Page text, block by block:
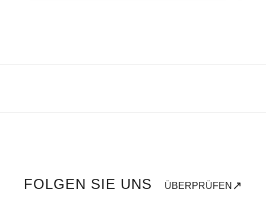
FOLGEN SIE UNS ÜBERPRÜFEN ↗